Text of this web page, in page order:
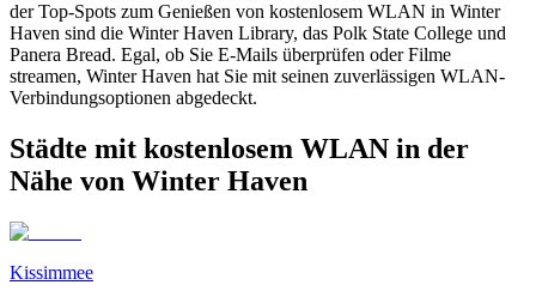
der Top-Spots zum Genießen von kostenlosem WLAN in Winter
Haven sind die Winter Haven Library, das Polk State College und
Panera Bread. Egal, ob Sie E-Mails überprüfen oder Filme
streamen, Winter Haven hat Sie mit seinen zuverlässigen WLAN-
Verbindungsoptionen abgedeckt.
Städte mit kostenlosem WLAN in der
Nähe von Winter Haven
Kissimmee